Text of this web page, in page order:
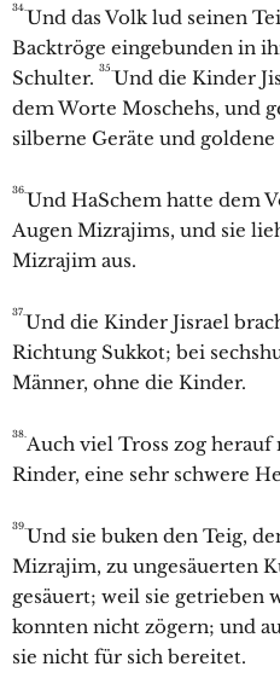
34.Und das Volk lud seinen
Backtröge eingebunden in
Schulter. 35.Und die Kinder
dem Worte Moschehs, und
silberne Geräte und
36.Und HaSchem hatte dem
Augen Mizrajims, und sie
Mizrajim aus.
37.Und die Kinder Jisrael
Richtung Sukkot; bei
Männer, ohne die Kinder.
38.Auch viel Tross zog
Rinder, eine sehr schwere
39.Und sie buken den Teig,
Mizrajim, zu ungesäuerten
gesäuert; weil sie getrieben
konnten nicht zögern; und
sie nicht für sich bereitet.